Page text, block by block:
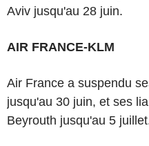
Aviv jusqu'au 28 juin.
AIR FRANCE-KLM
Air France a suspendu
jusqu'au 30 juin, et ses
Beyrouth jusqu'au 5